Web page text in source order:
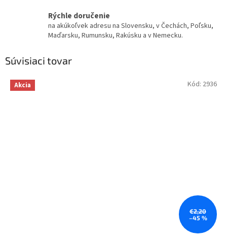
Rýchle doručenie
na akúkoľvek adresu na Slovensku, v Čechách, Poľsku,
Maďarsku, Rumunsku, Rakúsku a v Nemecku.
Súvisiaci tovar
Akcia
€2,20
–45 %
Kód: 2936